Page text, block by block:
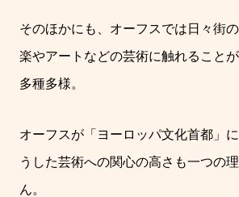
そのほかにも、オーフスでは日々街
楽やアートなどの芸術に触れること
多種多様。
オーフスが「ヨーロッパ文化首都」
うした芸術への関心の高さも一つの
ん。